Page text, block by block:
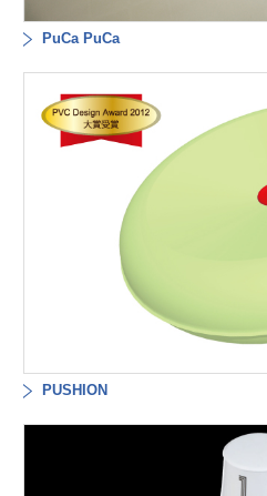
PuCa PuCa
PUSHION